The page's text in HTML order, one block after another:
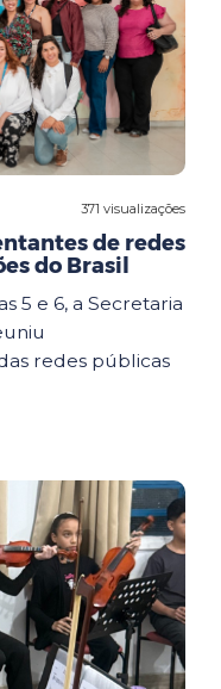
371 visualizações
de redes
do Brasil
5 e 6, a Secretaria
redes públicas